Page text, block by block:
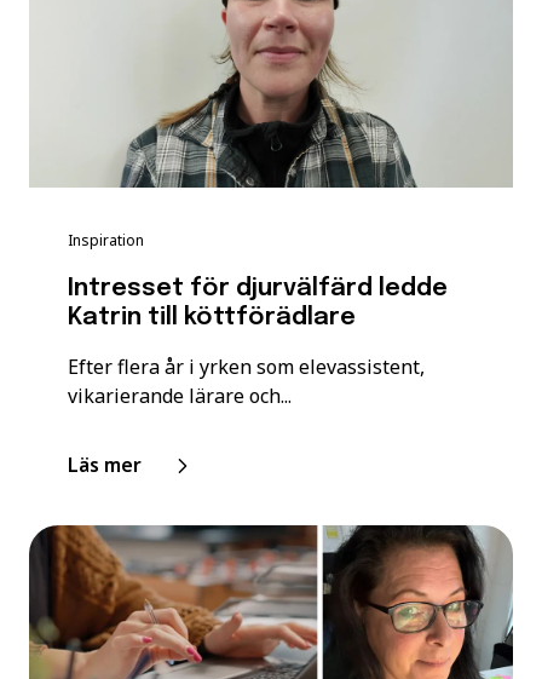
Inspiration
Intresset för djurvälfärd ledde
Katrin till köttförädlare
Efter flera år i yrken som elevassistent,
vikarierande lärare och...
Läs mer